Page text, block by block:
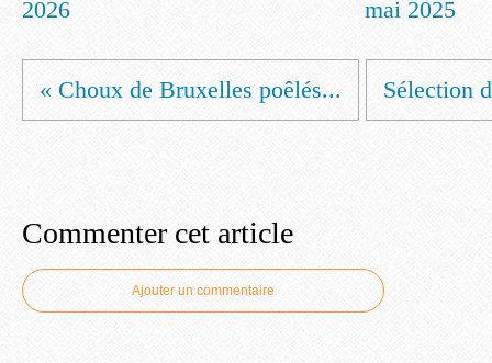
2026
mai 2025
« Choux de Bruxelles poêlés... Sélection
Commenter cet article
Ajouter un commentaire